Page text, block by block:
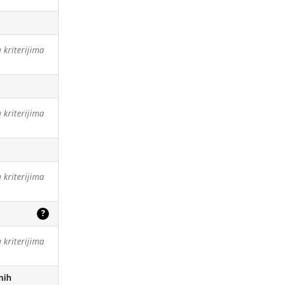
kriterijima
kriterijima
kriterijima
?
kriterijima